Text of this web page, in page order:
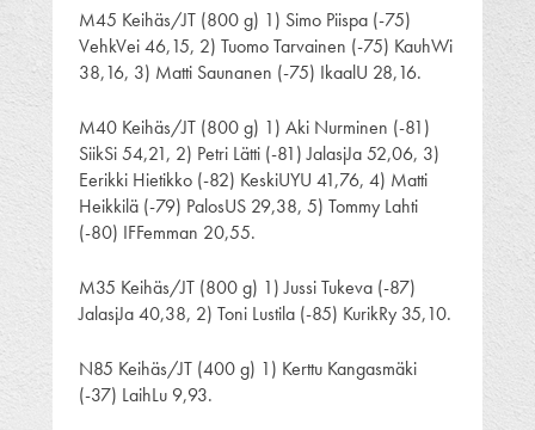
M45 Keihäs/JT (800 g) 1) Simo Piispa (-75)
VehkVei 46,15, 2) Tuomo Tarvainen (-75) KauhWi
38,16, 3) Matti Saunanen (-75) IkaalU 28,16.
M40 Keihäs/JT (800 g) 1) Aki Nurminen (-81)
SiikSi 54,21, 2) Petri Lätti (-81) JalasjJa 52,06, 3)
Eerikki Hietikko (-82) KeskiUYU 41,76, 4) Matti
Heikkilä (-79) PalosUS 29,38, 5) Tommy Lahti
(-80) IFFemman 20,55.
M35 Keihäs/JT (800 g) 1) Jussi Tukeva (-87)
JalasjJa 40,38, 2) Toni Lustila (-85) KurikRy 35,10.
N85 Keihäs/JT (400 g) 1) Kerttu Kangasmäki
(-37) LaihLu 9,93.